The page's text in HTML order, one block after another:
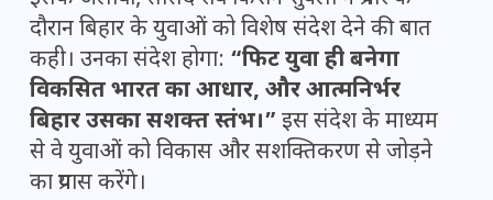
दौरान बिहार के युवाओं को विशेष संदेश देने की बात
कही। उनका संदेश होगा: “फिट युवा ही बनेगा
विकसित भारत का आधार, और आत्मनिर्भर
बिहार उसका सशक्त स्तंभ।” इस संदेश के माध्यम
से वे युवाओं को विकास और सशक्तिकरण से जोड़ने
का प्रयास करेंगे।